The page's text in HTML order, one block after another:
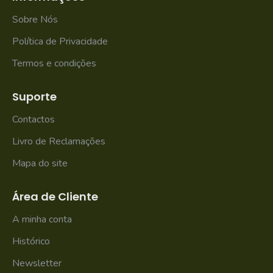
Sobre Nós
Política de Privacidade
Termos e condições
Suporte
Contactos
Livro de Reclamações
Mapa do site
Área de Cliente
A minha conta
Histórico
Newsletter